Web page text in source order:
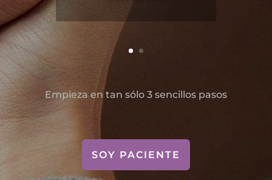
Empieza en tan sólo 3 sencillos pasos
SOY PACIENTE